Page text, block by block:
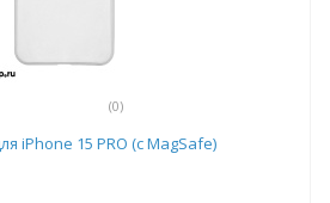
(0)
iPhone 15 PRO (с MagSafe)